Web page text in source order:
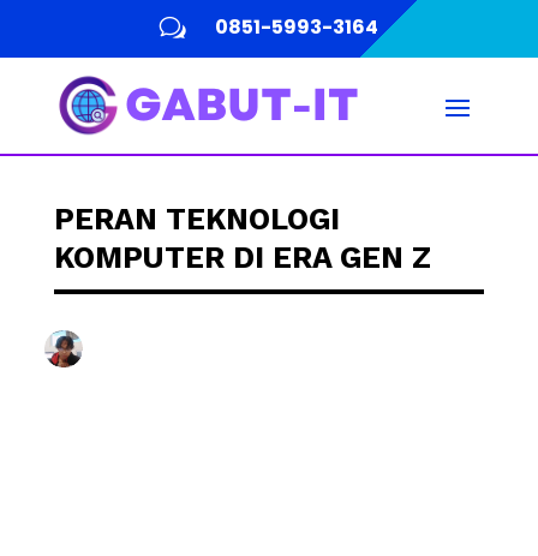
w 0851-5993-3164
PERAN TEKNOLOGI
KOMPUTER DI ERA GEN Z